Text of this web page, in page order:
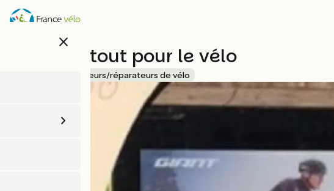
Aller
au
close
Newbike tout pour le vélo
Loueurs/réparateurs de vélo